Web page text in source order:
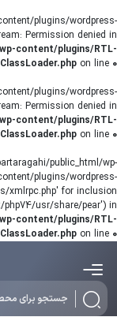
plugins/wordpress-
Permission denied in
content/plugins/RTL-
on line 0
plugins/wordpress-
Permission denied in
content/plugins/RTL-
on line 0
public_html/wp-
plugins/wordpress-
xmlrpc.php' for inclusion
php74/usr/share/pear') in
content/plugins/RTL-
on line 0